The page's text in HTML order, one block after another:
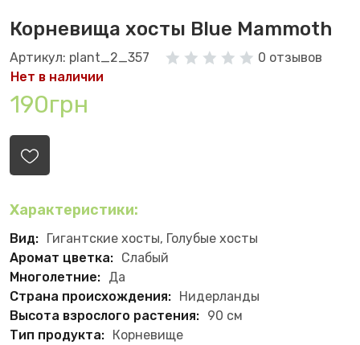
Корневища хосты Blue Mammoth
Артикул: plant_2_357
0 отзывов
Нет в наличии
190грн
Характеристики:
Вид: Гигантские хосты, Голубые хосты
Аромат цветка: Слабый
Многолетние: Да
Страна происхождения: Нидерланды
Высота взрослого растения: 90 см
Тип продукта: Корневище